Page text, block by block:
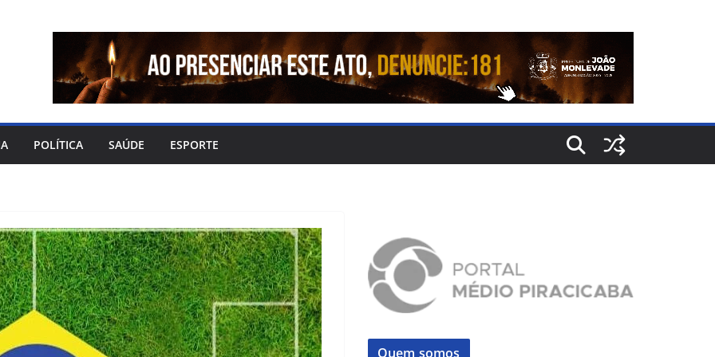
POLÍTICA SAÚDE ESPORTE
Quem somos